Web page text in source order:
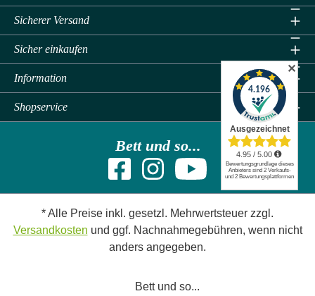
Sicherer Versand
Sicher einkaufen
Bett und so...
Information
Shopservice
* Alle Preise inkl. gesetzl. Mehrwertsteuer zzgl.
Versandkosten und ggf. Nachnahmegebühren, wenn nicht
anders angegeben.
Bett und so...
✕